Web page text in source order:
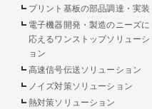
プリント基板の部品調達・実装
電子機器開発・製造のニーズに
応えるワンストップソリューシ
ョン
高速信号伝送ソリューション
ノイズ対策ソリューション
熱対策ソリューション